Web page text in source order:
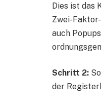
Dies ist das
Zwei-
auch
Schritt 2:
der